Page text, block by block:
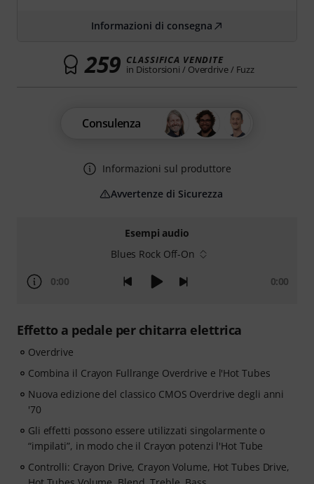
Esempi audio
Blues Rock Off-On
0:00 0:00
Effetto a pedale per chitarra elettrica
Overdrive
Combina il Crayon Fullrange Overdrive e l'Hot Tubes
Nuova edizione del classico CMOS Overdrive degli anni
'70
Gli effetti possono essere utilizzati singolarmente o
“impilati”, in modo che il Crayon potenzi l'Hot Tube
Controlli: Crayon Drive, Crayon Volume, Hot Tubes Drive,
Informazioni di consegna
259 CLASSIFICA VENDITE
in Distorsioni / Overdrive / Fuzz
Consulenza
Informazioni sul produttore
Avvertenze di Sicurezza